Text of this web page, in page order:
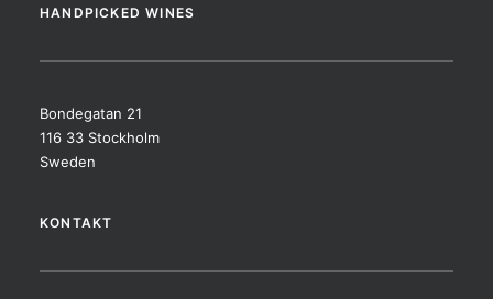
HANDPICKED WINES
Bondegatan 21
116 33 Stockholm
Sweden
KONTAKT